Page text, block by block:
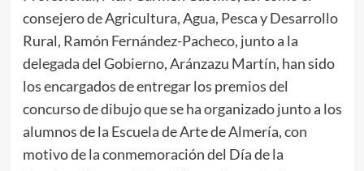
consejero de Agricultura, Agua, Pesca y Desarrollo
Rural, Ramón Fernández-Pacheco, junto a la
delegada del Gobierno, Aránzazu Martín, han sido
los encargados de entregar los premios del
concurso de dibujo que se ha organizado junto a los
alumnos de la Escuela de Arte de Almería, con
motivo de la conmemoración del Día de la